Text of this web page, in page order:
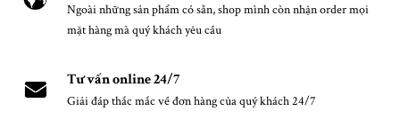
Ngoài những sản phẩm có sẵn, shop mình còn nhận order mọi
mặt hàng mà quý khách yêu cầu
Tư vấn online 24/7
Giải đáp thắc mắc về đơn hàng của quý khách 24/7